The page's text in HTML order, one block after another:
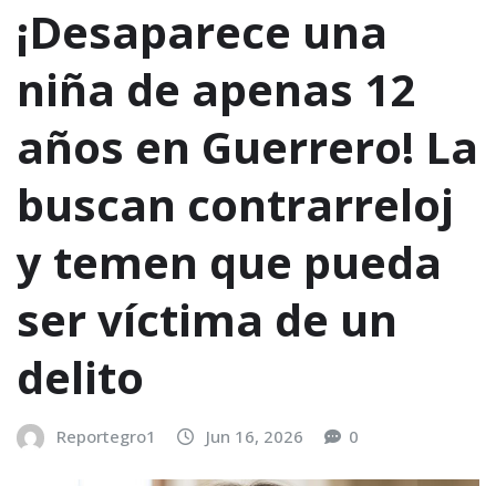
¡Desaparece una
niña de apenas 12
años en Guerrero! La
buscan contrarreloj
y temen que pueda
ser víctima de un
delito
Reportegro1 Jun 16, 2026 0